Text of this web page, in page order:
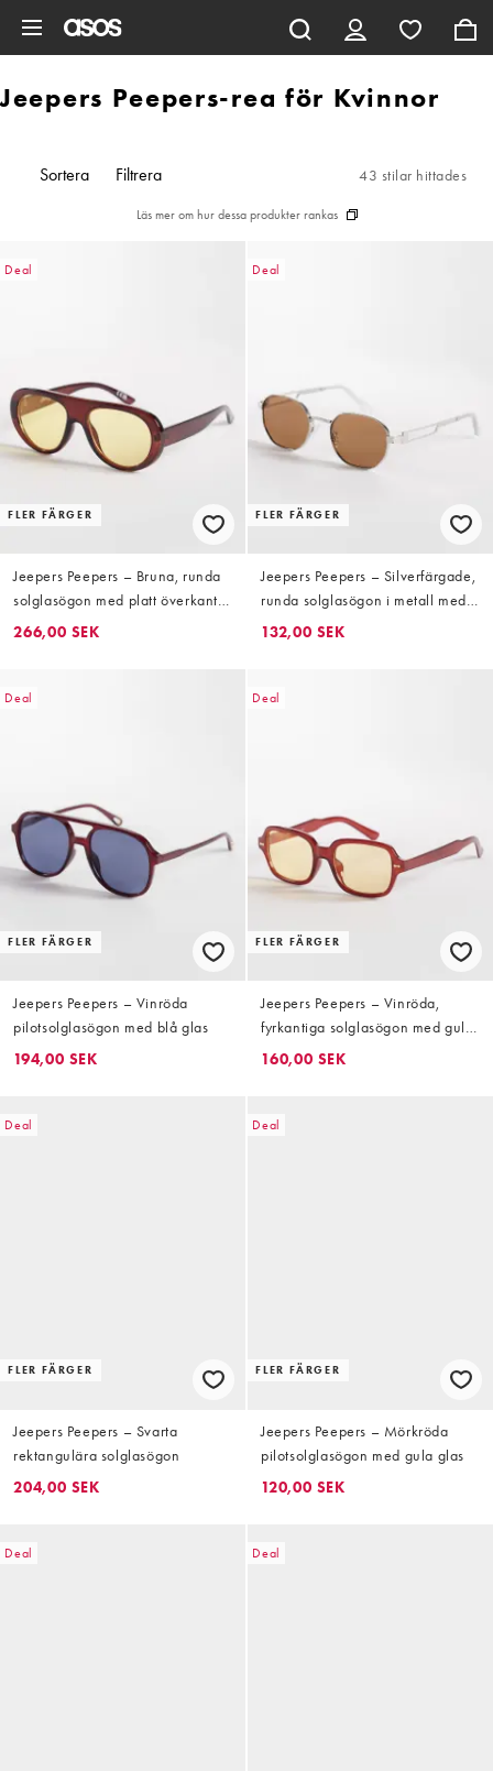
Jeepers Peepers-rea för Kvinnor
Sortera Filtrera 43 stilar hittades
Läs mer om hur dessa produkter rankas
Deal
FLER FÄRGER
Jeepers Peepers – Bruna, runda
solglasögon med platt överkant
och gula glas
266,00 SEK
Deal
FLER FÄRGER
Jeepers Peepers – Silverfärgade,
runda solglasögon i metall med
bruna glas
132,00 SEK
Deal
FLER FÄRGER
Jeepers Peepers – Vinröda
pilotsolglasögon med blå glas
194,00 SEK
Deal
FLER FÄRGER
Jeepers Peepers – Vinröda,
fyrkantiga solglasögon med gula
glas
160,00 SEK
Deal
FLER FÄRGER
Jeepers Peepers – Svarta
rektangulära solglasögon
204,00 SEK
Deal
FLER FÄRGER
Jeepers Peepers – Mörkröda
pilotsolglasögon med gula glas
120,00 SEK
Deal Deal